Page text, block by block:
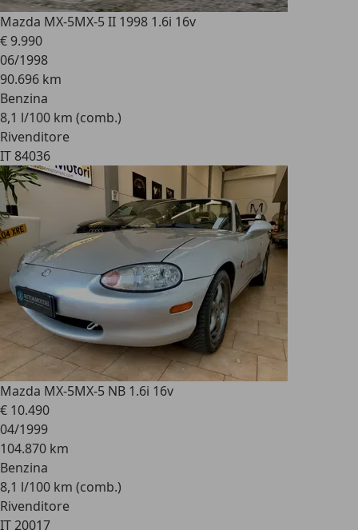
Mazda MX-5MX-5 II 1998 1.6i 16v
€ 9.990
06/1998
90.696 km
Benzina
8,1 l/100 km (comb.)
Rivenditore
IT 84036
Mazda MX-5MX-5 NB 1.6i 16v
€ 10.490
04/1999
104.870 km
Benzina
8,1 l/100 km (comb.)
Rivenditore
IT 20017